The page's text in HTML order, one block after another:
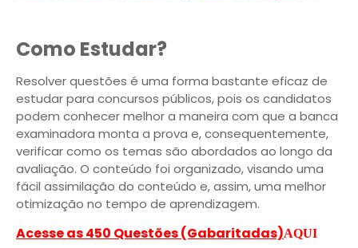
Como Estudar?
Resolver questões é uma forma bastante eficaz de
estudar para concursos públicos, pois os candidatos
podem conhecer melhor a maneira com que a banca
examinadora monta a prova e, consequentemente,
verificar como os temas são abordados ao longo da
avaliação. O conteúdo foi organizado, visando uma
fácil assimilação do conteúdo e, assim, uma melhor
otimização no tempo de aprendizagem.
Acesse as 450 Questões (Gabaritadas)AQUI